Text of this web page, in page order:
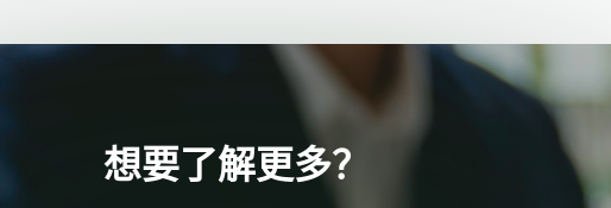
想要了解更多？